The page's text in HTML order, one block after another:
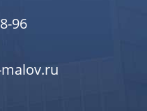
96